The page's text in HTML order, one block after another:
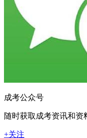
成考公众号
随时获取成考资讯和资
+关注